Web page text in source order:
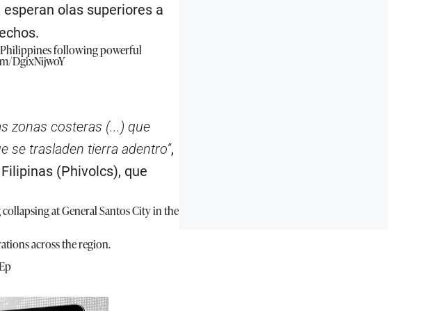
olas superiores a
Philippines following powerful
DgixNijwoY
zonas costeras (...) que
se trasladen tierra adentro”,
(Phivolcs), que
at General Santos City in the
across the region.